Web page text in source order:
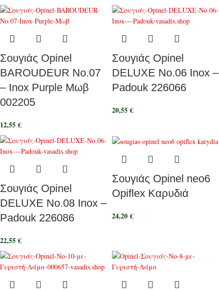
Σουγιάς Opinel
BAROUDEUR No.07
– Inox Purple Μωβ
002205
12,55€
Σουγιάς Opinel
DELUXE Nο.06 Inox –
Padouk 226066
20,55€
Σουγιάς Opinel
DELUXE Nο.08 Inox –
Padouk 226086
22,55€
Σουγιάς Opinel neo6
Opiflex Καρυδιά
24,20€